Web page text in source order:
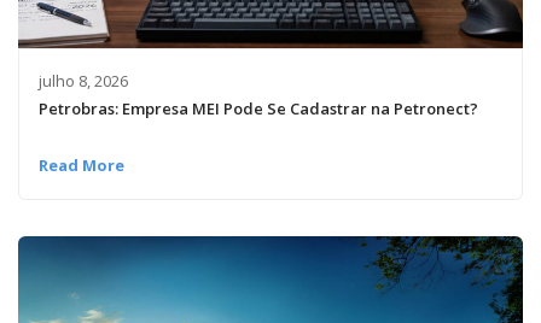
julho 8, 2026
Petrobras: Empresa MEI Pode Se Cadastrar na Petronect?
Read More